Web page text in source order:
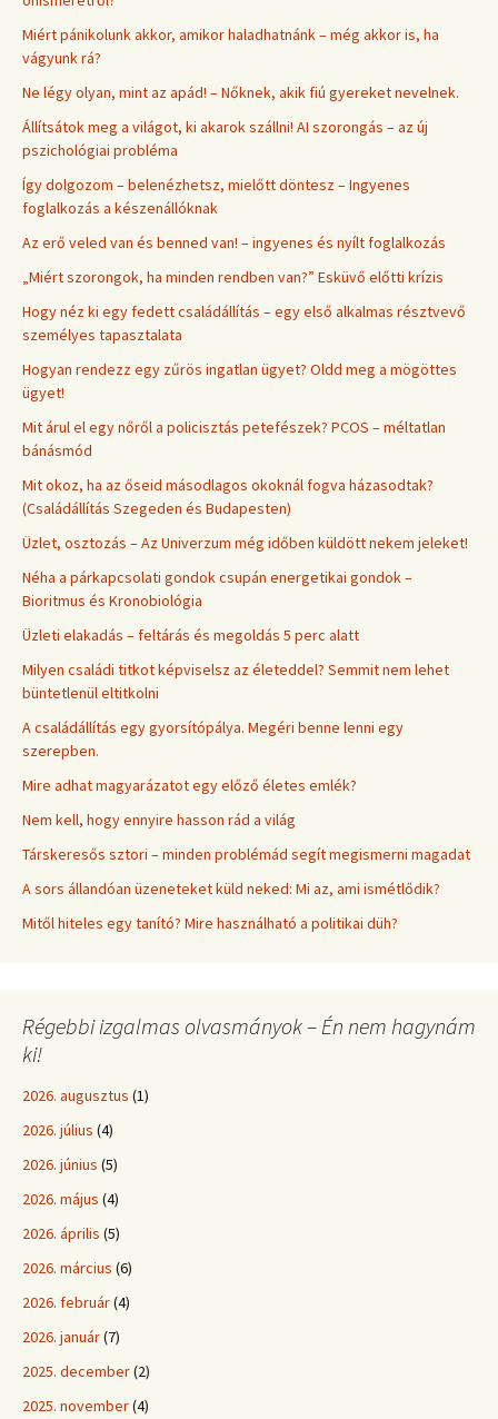
Miért pánikolunk akkor, amikor haladhatnánk – még akkor is, ha
vágyunk rá?
Ne légy olyan, mint az apád! – Nőknek, akik fiú gyereket nevelnek.
Állítsátok meg a világot, ki akarok szállni! AI szorongás – az új
pszichológiai probléma
Így dolgozom – belenézhetsz, mielőtt döntesz – Ingyenes
foglalkozás a készenállóknak
Az erő veled van és benned van! – ingyenes és nyílt foglalkozás
„Miért szorongok, ha minden rendben van?” Esküvő előtti krízis
Hogy néz ki egy fedett családállítás – egy első alkalmas résztvevő
személyes tapasztalata
Hogyan rendezz egy zűrös ingatlan ügyet? Oldd meg a mögöttes
ügyet!
Mit árul el egy nőről a policisztás petefészek? PCOS – méltatlan
bánásmód
Mit okoz, ha az őseid másodlagos okoknál fogva házasodtak?
(Családállítás Szegeden és Budapesten)
Üzlet, osztozás – Az Univerzum még időben küldött nekem jeleket!
Néha a párkapcsolati gondok csupán energetikai gondok –
Bioritmus és Kronobiológia
Üzleti elakadás – feltárás és megoldás 5 perc alatt
Milyen családi titkot képviselsz az életeddel? Semmit nem lehet
büntetlenül eltitkolni
A családállítás egy gyorsítópálya. Megéri benne lenni egy
szerepben.
Mire adhat magyarázatot egy előző életes emlék?
Nem kell, hogy ennyire hasson rád a világ
Társkeresős sztori – minden problémád segít megismerni magadat
A sors állandóan üzeneteket küld neked: Mi az, ami ismétlődik?
Mitől hiteles egy tanító? Mire használható a politikai düh?
Régebbi izgalmas olvasmányok – Én nem hagynám
ki!
2026. augusztus (1)
2026. július (4)
2026. június (5)
2026. május (4)
2026. április (5)
2026. március (6)
2026. február(4)
2026. január(7)
2025. december(2)
2025. november(4)